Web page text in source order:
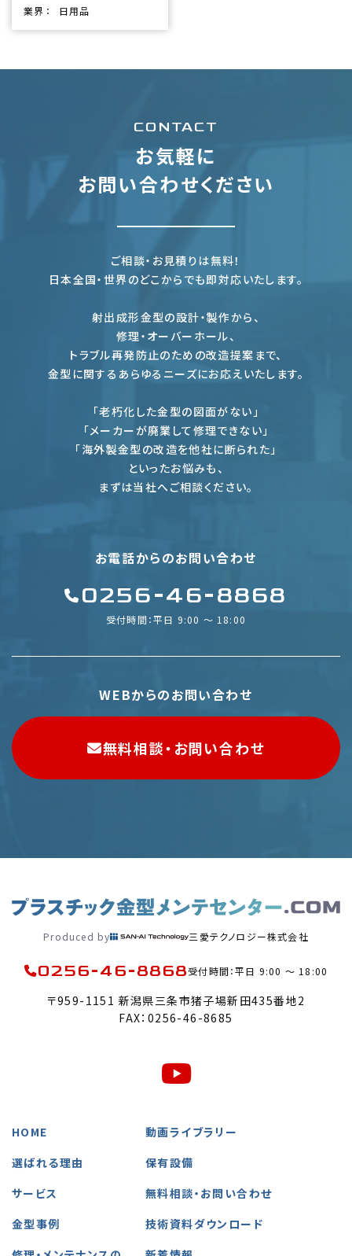
業界
日用品
CONTACT
お気軽に
お問い合わせください
ご相談・お見積りは無料！
日本全国・世界のどこからでも即対応いたします。
射出成形金型の設計・製作から、
修理・オーバーホール、
トラブル再発防止のための改造提案まで、
金型に関するあらゆるニーズにお応えいたします。
「老朽化した金型の図面がない」
「メーカーが廃業して修理できない」
「海外製金型の改造を他社に断られた」
といったお悩みも、
まずは当社へご相談ください。
お電話からのお問い合わせ
0256-46-8868
受付時間：平日 9:00 〜 18:00
WEBからのお問い合わせ
無料相談・お問い合わせ
Produced by 三愛テクノロジー株式会社
0256-46-8868受付時間：平日 9:00 〜 18:00
〒959-1151 新潟県三条市猪子場新田435番地2
FAX：0256-46-8685
HOME
選ばれる理由
サービス
金型事例
動画ライブラリー
保有設備
無料相談・お問い合わせ
技術資料ダウンロード